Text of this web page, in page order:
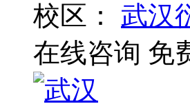
校区：
武汉
在线咨询 免